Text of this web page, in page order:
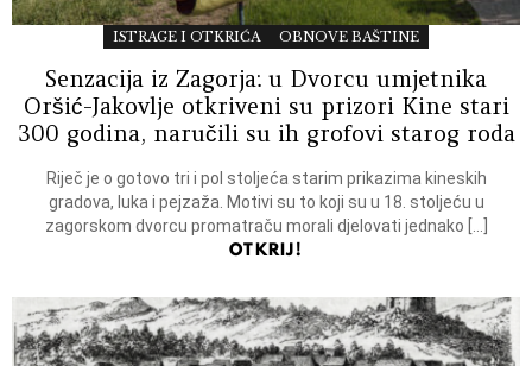
ISTRAGE I OTKRIĆA OBNOVE BAŠTINE
Senzacija iz Zagorja: u Dvorcu umjetnika
Oršić-Jakovlje otkriveni su prizori Kine stari
300 godina, naručili su ih grofovi starog roda
Riječ je o gotovo tri i pol stoljeća starim prikazima kineskih
gradova, luka i pejzaža. Motivi su to koji su u 18. stoljeću u
zagorskom dvorcu promatraču morali djelovati jednako […]
OTKRIJ!